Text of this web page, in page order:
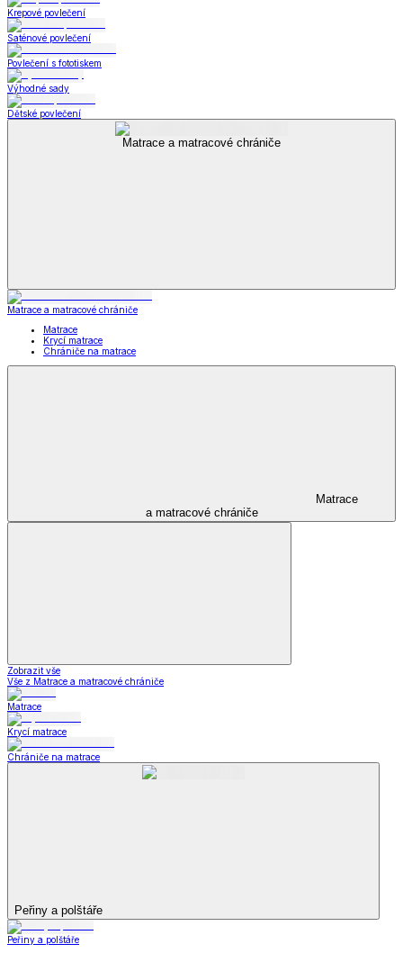
Krepové povlečení
Saténové povlečení
Povlečení s fototiskem
Výhodné sady
Dětské povlečení
Matrace a matracové chrániče
Matrace a matracové chrániče
Matrace
Krycí matrace
Chrániče na matrace
Matrace
a matracové chrániče
Zobrazit vše
Vše z Matrace a matracové chrániče
Matrace
Krycí matrace
Chrániče na matrace
Peřiny a polštáře
Peřiny a polštáře